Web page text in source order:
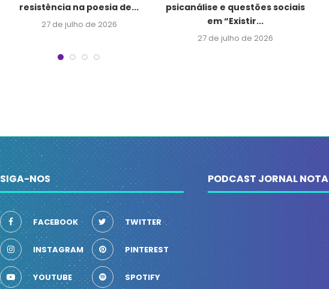
resistência na poesia de...
27 de julho de 2026
psicanálise e questões sociais
em “Existir...
27 de julho de 2026
SIGA-NOS
FACEBOOK TWITTER
INSTAGRAM PINTEREST
YOUTUBE SPOTIFY
PODCAST JORNAL NOTA